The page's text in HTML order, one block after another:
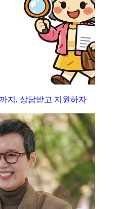
지, 상담받고 지원하자